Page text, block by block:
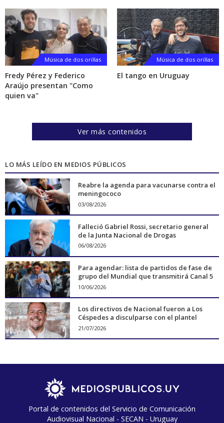
Música de dos orillas
Fredy Pérez y Federico
Araújo presentan "Como
quien va"
Música de dos orillas
El tango en Uruguay
Ver más contenidos
LO MÁS LEÍDO EN MEDIOS PÚBLICOS
Reabre la agenda para vacunarse contra el
meningococo
03/08/2026
Falleció Gabriel Rossi, secretario general
de la Junta Nacional de Drogas
06/08/2026
Para agendar: lista de partidos de fase de
grupo del Mundial que transmitirá Canal 5
10/06/2026
Los directivos de Nacional fueron a Los
Céspedes a disculparse con el plantel
21/07/2026
Portal de contenidos del Servicio de Comunicación
Audiovisual Nacional - SECAN - Uruguay